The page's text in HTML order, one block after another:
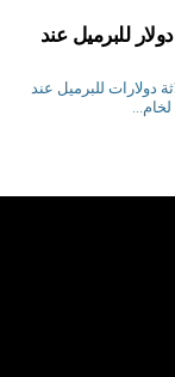
ارتفاع أسعار النفط بأكثر من 03 دولار للبرميل عند
دولارات للبرميل عند